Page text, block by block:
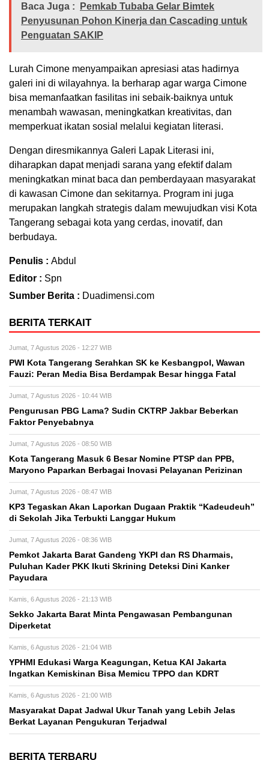
Baca Juga :
Pemkab Tubaba Gelar Bimtek
Penyusunan Pohon Kinerja dan Cascading untuk
Penguatan SAKIP
Lurah Cimone menyampaikan apresiasi atas hadirnya
galeri ini di wilayahnya. Ia berharap agar warga Cimone
bisa memanfaatkan fasilitas ini sebaik-baiknya untuk
menambah wawasan, meningkatkan kreativitas, dan
memperkuat ikatan sosial melalui kegiatan literasi.
Dengan diresmikannya Galeri Lapak Literasi ini,
diharapkan dapat menjadi sarana yang efektif dalam
meningkatkan minat baca dan pemberdayaan masyarakat
di kawasan Cimone dan sekitarnya. Program ini juga
merupakan langkah strategis dalam mewujudkan visi Kota
Tangerang sebagai kota yang cerdas, inovatif, dan
berbudaya.
Penulis : Abdul
Editor : Spn
Sumber Berita : Duadimensi.com
BERITA TERKAIT
Jumat, 7 Agustus 2026 - 12:27 WIB
PWI Kota Tangerang Serahkan SK ke Kesbangpol, Wawan
Fauzi: Peran Media Bisa Berdampak Besar hingga Fatal
Jumat, 7 Agustus 2026 - 10:44 WIB
Pengurusan PBG Lama? Sudin CKTRP Jakbar Beberkan
Faktor Penyebabnya
Jumat, 7 Agustus 2026 - 08:50 WIB
Kota Tangerang Masuk 6 Besar Nomine PTSP dan PPB,
Maryono Paparkan Berbagai Inovasi Pelayanan Perizinan
Jumat, 7 Agustus 2026 - 08:47 WIB
KP3 Tegaskan Akan Laporkan Dugaan Praktik “Kadeudeuh”
di Sekolah Jika Terbukti Langgar Hukum
Jumat, 7 Agustus 2026 - 08:36 WIB
Pemkot Jakarta Barat Gandeng YKPI dan RS Dharmais,
Puluhan Kader PKK Ikuti Skrining Deteksi Dini Kanker
Payudara
Kamis, 6 Agustus 2026 - 21:13 WIB
Sekko Jakarta Barat Minta Pengawasan Pembangunan
Diperketat
Kamis, 6 Agustus 2026 - 21:04 WIB
YPHMI Edukasi Warga Keagungan, Ketua KAI Jakarta
Ingatkan Kemiskinan Bisa Memicu TPPO dan KDRT
Kamis, 6 Agustus 2026 - 21:00 WIB
Masyarakat Dapat Jadwal Ukur Tanah yang Lebih Jelas
Berkat Layanan Pengukuran Terjadwal
BERITA TERBARU